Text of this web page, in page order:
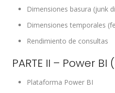
Dimensiones basura (junk
Dimensiones temporales
Rendimiento de consultas
PARTE II – Power
Plataforma Power BI